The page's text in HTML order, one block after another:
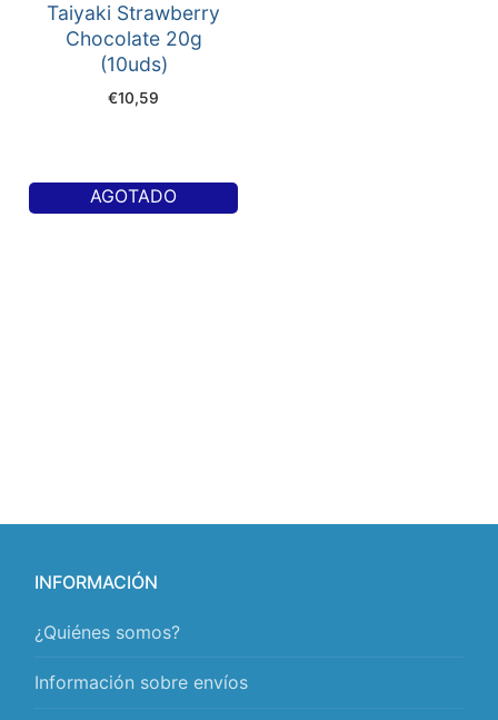
Taiyaki Strawberry
Chocolate 20g
(10uds)
€10,59
AGOTADO
INFORMACIÓN
¿Quiénes somos?
Información sobre envíos